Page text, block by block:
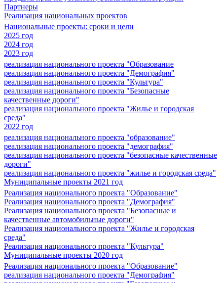
Партнеры
Реализация национальных проектов
Национальные проекты: сроки и цели
2025 год
2024 год
2023 год
реализация национального проекта "Образование
реализация национального проекта "Демография"
реализация национального проекта "Культура"
реализация национального проекта "Безопасные
качественные дороги"
реализация национального проекта "Жилье и городская
среда"
2022 год
реализация национального проекта "образование"
реализация национального проекта "демография"
реализация национального проекта "безопасные качественные
дороги"
реализация национального проекта "жилье и городская среда"
Муниципальные проекты 2021 год
Реализация национального проекта "Образование"
Реализация национального проекта "Демография"
Реализация национального проекта "Безопасные и
качественные автомобильные дороги"
Реализация национального проекта "Жилье и городская
среда"
Реализация национального проекта "Культура"
Муниципальные проекты 2020 год
Реализация национального проекта "Образование"
реализация национального проекта "Демография"